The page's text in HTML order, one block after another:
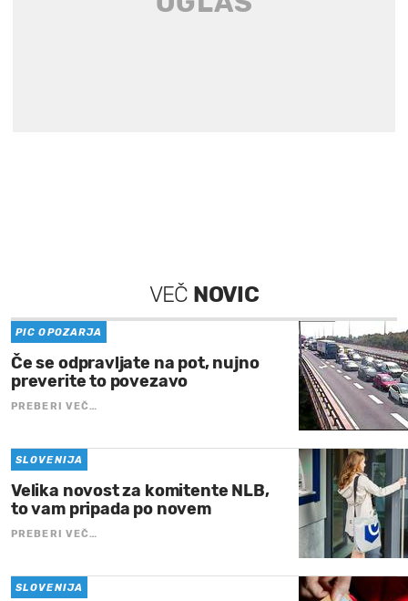
VEČ NOVIC
PIC OPOZARJA
Če se odpravljate na pot, nujno
preverite to povezavo
PREBERI VEČ…
SLOVENIJA
Velika novost za komitente NLB,
to vam pripada po novem
PREBERI VEČ…
SLOVENIJA